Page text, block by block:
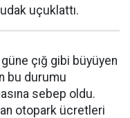
uçuklattı.
çığ gibi büyüyen
bu durumu
sebep oldu.
otopark ücretleri